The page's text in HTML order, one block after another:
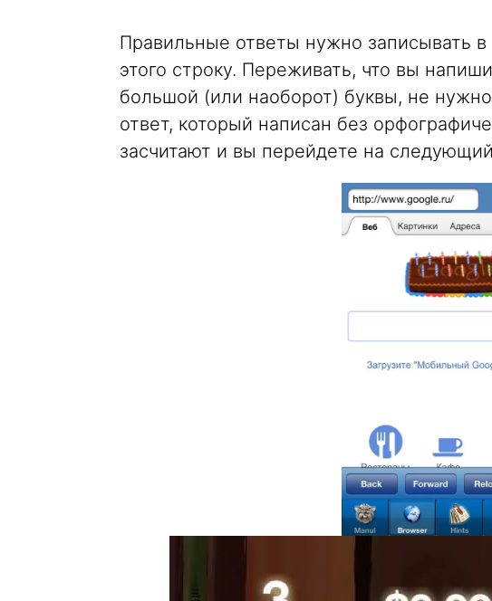
Правильные ответы нужно записывать
этого строку. Переживать, что вы
большой (или наоборот) буквы, не
ответ, который написан без
засчитают и вы перейдете на